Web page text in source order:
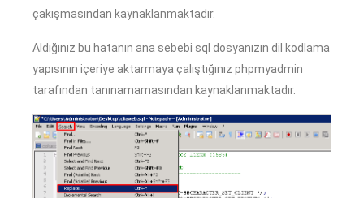
çakışmasından kaynaklanmaktadır.
Aldığınız bu hatanın ana sebebi sql dosyanızın dil kodlama
yapısının içeriye aktarmaya çalıştığınız phpmyadmin
tarafından tanınamamasından kaynaklanmaktadır.